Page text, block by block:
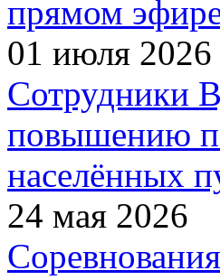
прямом
01 июля 2026
Сотрудники
повышению
населённых
24 мая 2026